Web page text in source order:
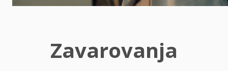
Zavarovanja